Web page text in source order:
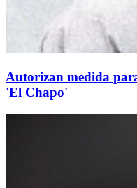
Autorizan medida
'El Chapo'